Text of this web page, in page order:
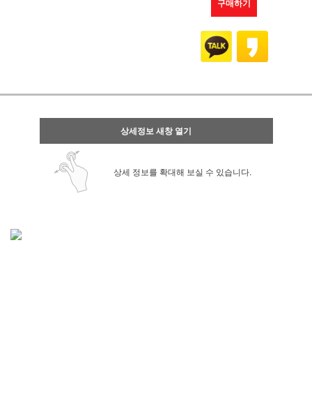
구매하기
상세정보 새창 열기
상세 정보를 확대해 보실 수 있습니다.